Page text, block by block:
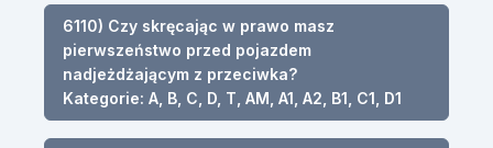
6110) Czy skręcając w prawo masz
pierwszeństwo przed pojazdem
nadjeżdżającym z przeciwka?
Kategorie: A, B, C, D, T, AM, A1, A2, B1, C1, D1